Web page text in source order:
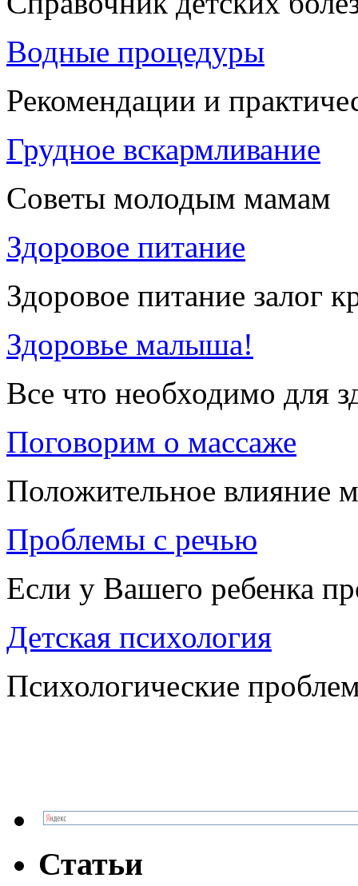
Водные процедуры
Рекомендации и
Грудное вскармливание
Советы молодым мамам
Здоровое питание
Здоровое питание залог
Здоровье малыша!
Все что необходимо для
Поговорим о массаже
Положительное влияние
Проблемы с речью
Если у Вашего ребенка
Детская психология
Психологические
Статьи